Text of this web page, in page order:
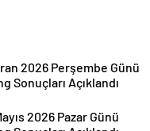
2026 Perşembe Günü
Sonuçları Açıklandı